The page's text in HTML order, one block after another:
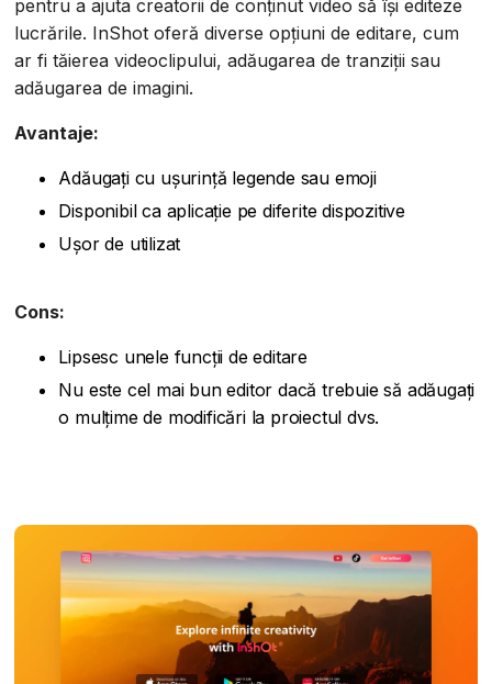
pentru a ajuta creatorii de conținut video să își editeze
lucrările. InShot oferă diverse opțiuni de editare, cum
ar fi tăierea videoclipului, adăugarea de tranziții sau
adăugarea de imagini.
Avantaje:
Adăugați cu ușurință legende sau emoji
Disponibil ca aplicație pe diferite dispozitive
Ușor de utilizat
Cons:
Lipsesc unele funcții de editare
Nu este cel mai bun editor dacă trebuie să adăugați
o mulțime de modificări la proiectul dvs.